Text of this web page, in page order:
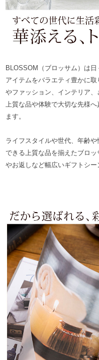
BLOSSOM（ブロッサム）は
アイテムをバラエティ豊かに
やファッション、インテリア
上質な品や体験で大切な先様
ます。
ライフスタイルや世代、年齢
できる上質な品を揃えたブロ
やお返しなど幅広いギフトシー